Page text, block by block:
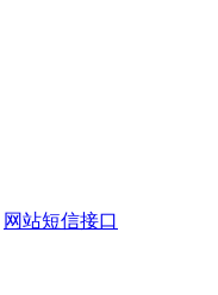
网站短信接口